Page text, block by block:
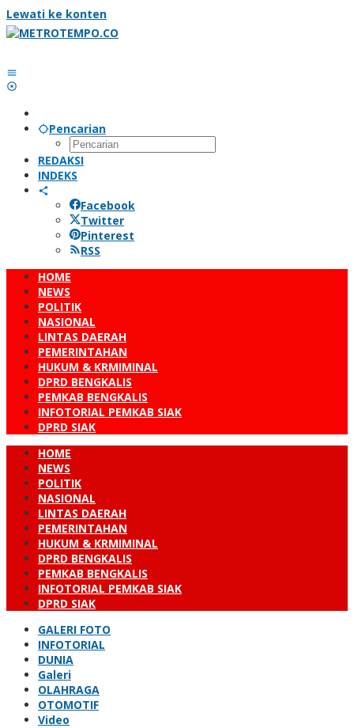
Lewati ke konten
Pencarian
REDAKSI
INDEKS
Facebook
Twitter
Pinterest
RSS
HOME
NEWS
POLITIK
NASIONAL
LINTAS DAERAH
PEMERINTAHAN
HUKUM & KRMIMINAL
DPRD BENGKALIS
PEMKAB BENGKALIS
INFOTORIAL PEMKAB SIAK
DPRD SIAK
HOME
NEWS
POLITIK
NASIONAL
LINTAS DAERAH
PEMERINTAHAN
HUKUM & KRMIMINAL
DPRD BENGKALIS
PEMKAB BENGKALIS
INFOTORIAL PEMKAB SIAK
DPRD SIAK
GALERI FOTO
INFOTORIAL
DUNIA
Galeri
OLAHRAGA
OTOMOTIF
Video